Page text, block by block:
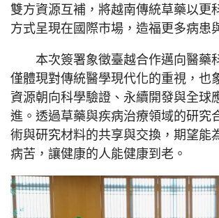
雙方資源互補，將越南傳統草藥以更
方式呈現在國際市場，造福更多病患
本次簽署象徵臺越合作邁向醫藥
僅體現對傳統醫學現代化的重視，也
資源朝向科學驗證、永續開發與全球
進。透過草藥與疾病治療領域的研究
術與研究材料的共享與交換，期望能
病苦，讓健康的人能健康到老。